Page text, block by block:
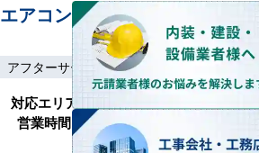
エアコンセンターAC 八千代
アフターサービス 土日祝工事 工事保証3
対応エリア 千葉市、船橋市、佐倉市、
営業時間
9:00～17:30(月～金)